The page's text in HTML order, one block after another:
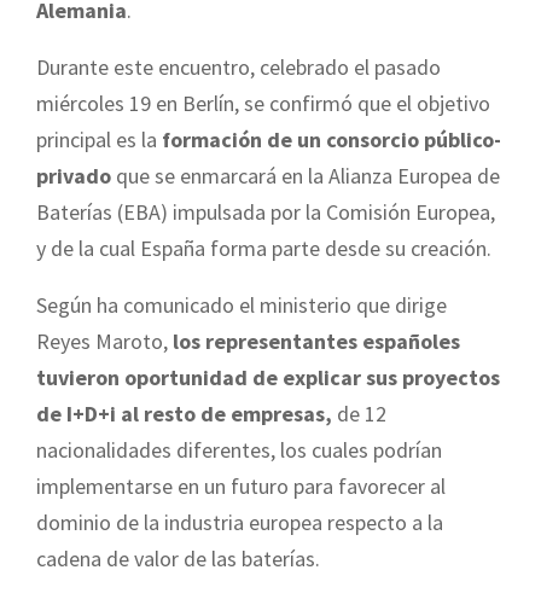
Alemania.
Durante este encuentro, celebrado el pasado
miércoles 19 en Berlín, se confirmó que el objetivo
principal es la formación de un consorcio público-
privado que se enmarcará en la Alianza Europea de
Baterías (EBA) impulsada por la Comisión Europea,
y de la cual España forma parte desde su creación.
Según ha comunicado el ministerio que dirige
Reyes Maroto, los representantes españoles
tuvieron oportunidad de explicar sus proyectos
de I+D+i al resto de empresas, de 12
nacionalidades diferentes, los cuales podrían
implementarse en un futuro para favorecer al
dominio de la industria europea respecto a la
cadena de valor de las baterías.